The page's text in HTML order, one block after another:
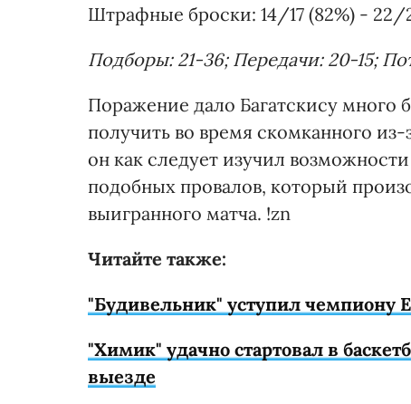
Штрафные броски: 14/17 (82%) - 22/
Подборы: 21-36; Передачи: 20-15;
Поражение дало Багатскису
получить во время скомканного из-
он как следует изучил
подобных провалов, который
выигранного матча. !zn
Читайте также:
"Будивельник" уступил чемпиону
"Химик" удачно стартовал в
выезде